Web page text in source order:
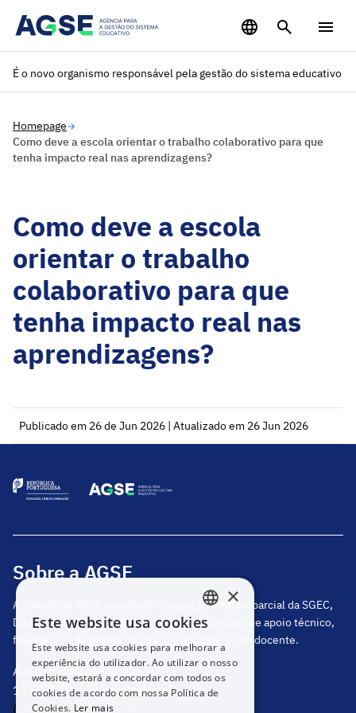
É o novo organismo responsável pela gestão do sistema educativo
Homepage
Como deve a escola orientar o trabalho colaborativo para que
tenha impacto real nas aprendizagens?
Como deve a escola
orientar o trabalho
colaborativo para que
tenha impacto real nas
aprendizagens?
Publicado em 26 de Jun 2026 | Atualizado em 26 Jun 2026
Sobre a AGSE
A criação da AGSE resulta da integração total ou parcial da SGEC,
DGAE, DGEstE e IGeFE, que centraliza funções de apoio técnico,
financeiro e de gestão de pessoal docente e não docente.
Avenida Infante Santo, n.º2
1350-178, Lisboa, Portugal
(+351) 217 811 600
PORTUGUESE
ENGLISH
×
Este website usa cookies
Este website usa cookies para melhorar a
experiência do utilizador. Ao utilizar o nosso
website, estará a concordar com todos os
cookies de acordo com nossa Política de
Cookies. Ler mais